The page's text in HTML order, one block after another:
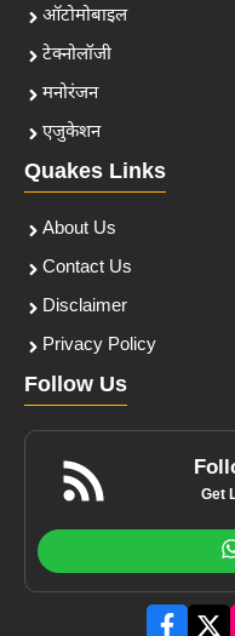
ऑटोमोबाइल
टेक्नोलॉजी
मनोरंजन
एजुकेशन
Quakes Links
About Us
Contact Us
Disclaimer
Privacy Policy
Follow Us
Get